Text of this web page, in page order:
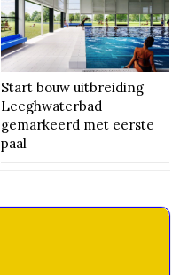
Start bouw uitbreiding
Leeghwaterbad
gemarkeerd met eerste
paal